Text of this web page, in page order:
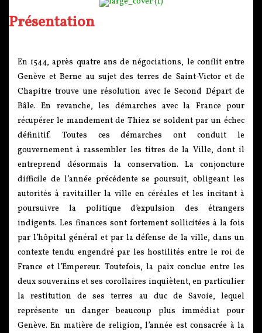
Présentation
En 1544, après quatre ans de négociations, le conflit entre
Genève et Berne au sujet des terres de Saint-Victor et de
Chapitre trouve une résolution avec le Second Départ de
Bâle. En revanche, les démarches avec la France pour
récupérer le mandement de Thiez se soldent par un échec
définitif. Toutes ces démarches ont conduit le
gouvernement à rassembler les titres de la Ville, dont il
entreprend désormais la conservation. La conjoncture
difficile de l’année précédente se poursuit, obligeant les
autorités à ravitailler la ville en céréales et les incitant à
poursuivre la politique d’expulsion des étrangers
indigents. Les finances sont fortement sollicitées à la fois
par l’hôpital général et par la défense de la ville, dans un
contexte tendu engendré par les hostilités entre le roi de
France et l’Empereur. Toutefois, la paix conclue entre les
deux souverains et ses corollaires inquiètent, en particulier
la restitution de ses terres au duc de Savoie, lequel
représente un danger beaucoup plus immédiat pour
Genève. En matière de religion, l’année est consacrée à la